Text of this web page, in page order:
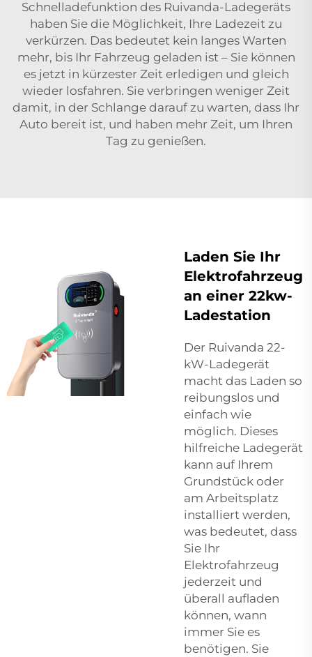
Schnelladefunktion des Ruivanda-Ladegeräts
haben Sie die Möglichkeit, Ihre Ladezeit zu
verkürzen. Das bedeutet kein langes Warten
mehr, bis Ihr Fahrzeug geladen ist – Sie können
es jetzt in kürzester Zeit erledigen und gleich
wieder losfahren. Sie verbringen weniger Zeit
damit, in der Schlange darauf zu warten, dass Ihr
Auto bereit ist, und haben mehr Zeit, um Ihren
Tag zu genießen.
Laden Sie Ihr
Elektrofahrzeug
an einer 22kw-
Ladestation
Der Ruivanda 22-
kW-Ladegerät
macht das Laden so
reibungslos und
einfach wie
möglich. Dieses
hilfreiche Ladegerät
kann auf Ihrem
Grundstück oder
am Arbeitsplatz
installiert werden,
was bedeutet, dass
Sie Ihr
Elektrofahrzeug
jederzeit und
überall aufladen
können, wann
immer Sie es
benötigen. Sie